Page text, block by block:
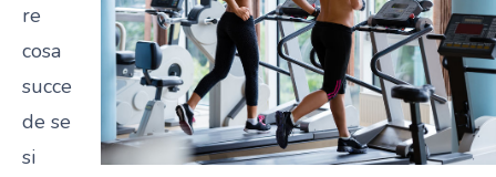
re
cosa
succe
de se
si